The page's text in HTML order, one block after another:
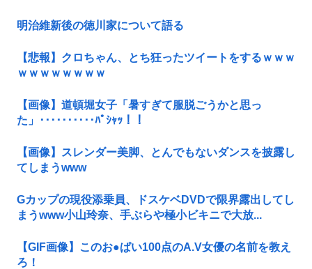
明治維新後の徳川家について語る
【悲報】クロちゃん、とち狂ったツイートをするｗｗｗ
ｗｗｗｗｗｗｗｗ
【画像】道頓堀女子「暑すぎて服脱ごうかと思っ
た」･･････････ﾊﾟｼｬｯ！！
【画像】スレンダー美脚、とんでもないダンスを披露し
てしまうwww
Gカップの現役添乗員、ドスケベDVDで限界露出してし
まうwww小山玲奈、手ぶらや極小ビキニで大放...
【GIF画像】このお●ぱい100点のA.V女優の名前を教え
ろ！